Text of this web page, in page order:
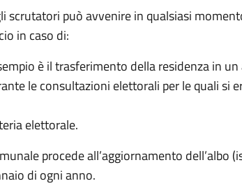
scrutatori può avvenire in qualsiasi
in caso di:
è il trasferimento della residenza in
le consultazioni elettorali per le quali si
elettorale.
procede all’aggiornamento dell’albo
di ogni anno.